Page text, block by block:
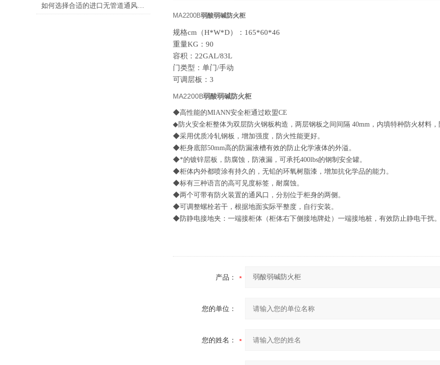
MA2200B弱酸弱碱防火柜
规格cm（H*W*D）：165*60*46
重量KG：90
容积：22GAL/83L
门类型：单门/手动
可调层板：3
MA2200B弱酸弱碱防火柜
◆高性能的MIANN安全柜通过欧盟CE
◆防火安全柜整体为双层防火钢板构造，两层钢板之间间隔 40mm，内填特种防火材料
◆采用优质冷轧钢板，增加强度，防火性能更好。
◆柜身底部50mm高的防漏液槽有效的防止化学液体的外溢。
◆*的镀锌层板，防腐蚀，防液漏，可承托400lbs的钢制安全罐。
◆柜体内外都喷涂有持久的，无铅的环氧树脂漆，增加抗化学品的能力。
◆标有三种语言的高可见度标签，耐腐蚀。
◆两个可带有防火装置的通风口，分别位于柜身的两侧。
◆可调整螺栓若干，根据地面实际平整度，自行安装。
◆防静电接地夹：一端接柜体（柜体右下侧接地牌处）一端接地桩，有效防止静电干扰。
产品：
您的单位：
您的姓名：